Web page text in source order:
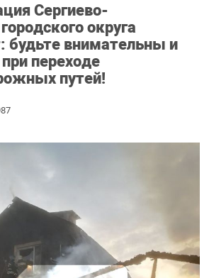
Сергиево-
округа
будьте внимательны и
переходе
путей!